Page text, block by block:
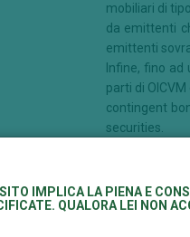
mobiliari di
da emittenti
emittenti
Infine, fino
parti di
contingent
securities.
4
IMPLICA LA PIENA E
QUALORA LEI NON